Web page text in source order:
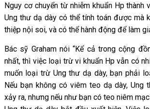
Nguy cơ chuyển từ nhiễm khuẩn Hp thành
Ung thư dạ dày có thể tính toán được mà
thiệp nội soi, và có thể hành động để làm
Bác sỹ Graham nói “Kể cả trong cộng
nhất, thì việc loại trừ vi khuẩn Hp vẫn có
muốn loại trừ Ung thư dạ dày, bạn phải
Nếu bạn không có viêm teo dạ dày, Ung
xảy ra, nhưng nếu như bạn có teo niêm